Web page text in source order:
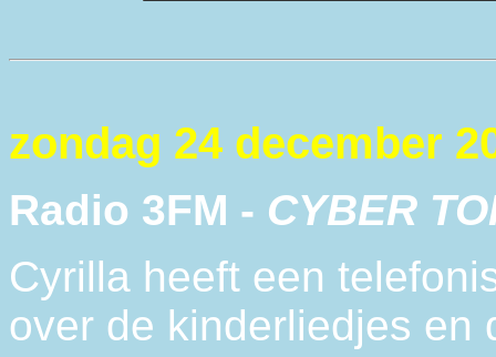
zondag 24 december
Radio 3FM - CYBER
Cyrilla heeft een
over de kinderliedjes en